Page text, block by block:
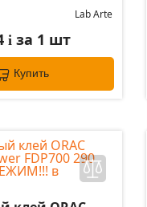
Lab Arte
i за 1 шт
Купить